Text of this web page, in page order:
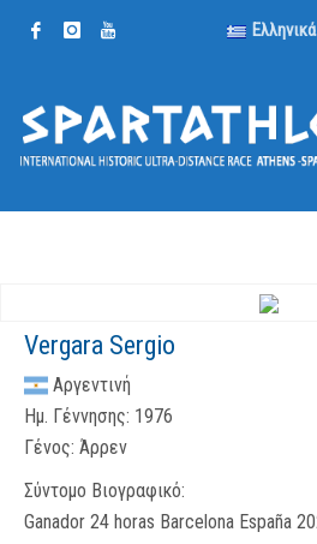
Ελληνικά
Vergara Sergio
Αργεντινή
Ημ. Γέννησης: 1976
Γένος: Άρρεν
Σύντομο Βιογραφικό:
Ganador 24 horas Barcelona España